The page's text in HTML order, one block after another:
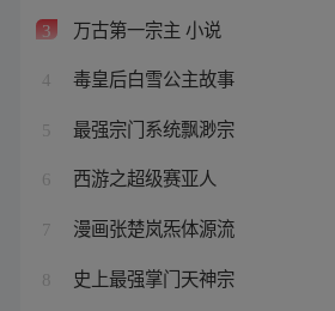
3 万古第一宗主 小说
4 毒皇后白雪公主故事
5 最强宗门系统飘渺宗
6 西游之超级赛亚人
7 漫画张楚岚炁体源流
8 史上最强掌门天神宗